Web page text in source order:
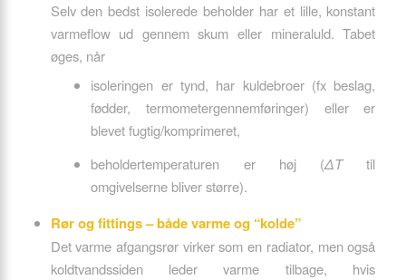
Selv den bedst isolerede beholder har et lille, konstant
varmeflow ud gennem skum eller mineraluld. Tabet
øges, når
isoleringen er tynd, har kuldebroer (fx beslag,
fødder, termometergennemføringer) eller er
blevet fugtig/komprimeret,
beholdertemperaturen er høj (ΔTtil
omgivelserne bliver større).
Rør og fittings – både varme og “kolde”
Det varme afgangsrør virker som en radiator, men også
koldtvandssiden leder varme tilbage, hvis